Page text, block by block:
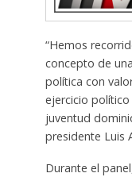
“Hemos
concepto de
política con
ejercicio
juventud
presidente Luis
Durante el